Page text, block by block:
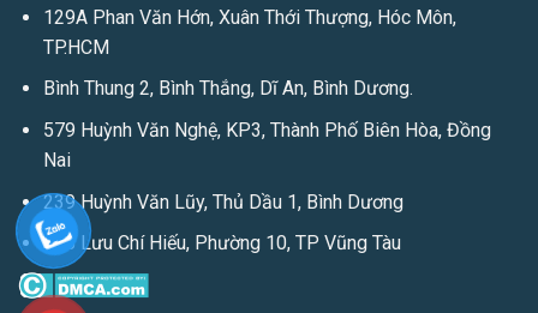
129A Phan Văn Hớn, Xuân Thới Thượng, Hóc Môn,
TP.HCM
Bình Thung 2, Bình Thắng, Dĩ An, Bình Dương.
579 Huỳnh Văn Nghệ, KP3, Thành Phố Biên Hòa, Đồng
Nai
239 Huỳnh Văn Lũy, Thủ Dầu 1, Bình Dương
208 Lưu Chí Hiếu, Phường 10, TP Vũng Tàu